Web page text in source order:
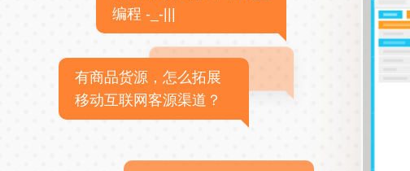
编程 -_-|||
有商品货源，怎么拓展
移动互联网客源渠道？